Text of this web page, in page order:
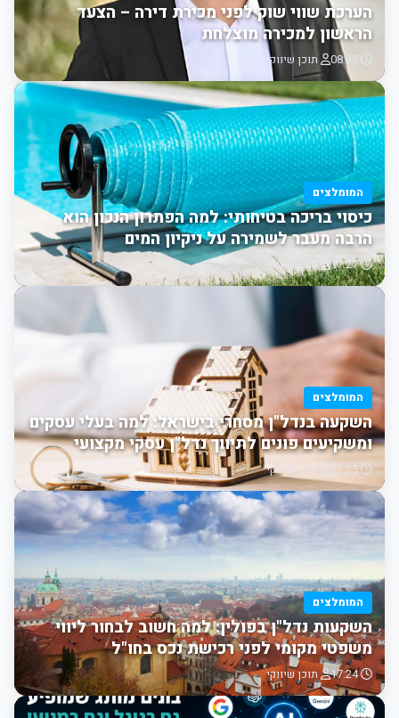
הערכת שווי שוק לפני מכירת דירה – הצעד
הראשון למכירה מוצלחת
תוכן שיווקי
המומלצים
כיסוי בריכה בטיחותי: למה הפתרון הנכון הוא
הרבה מעבר לשמירה על ניקיון המים
17:27 תוכן שיווקי
המומלצים
השקעה בנדל"ן מסחרי בישראל: למה בעלי עסקים
ומשקיעים פונים לתיווך נדל"ן עסקי מקצועי
17:25 תוכן שיווקי
המומלצים
השקעות נדל"ן בפולין: למה חשוב לבחור ליווי
משפטי מקומי לפני רכישת נכס בחו"ל
17:24 תוכן שיווקי